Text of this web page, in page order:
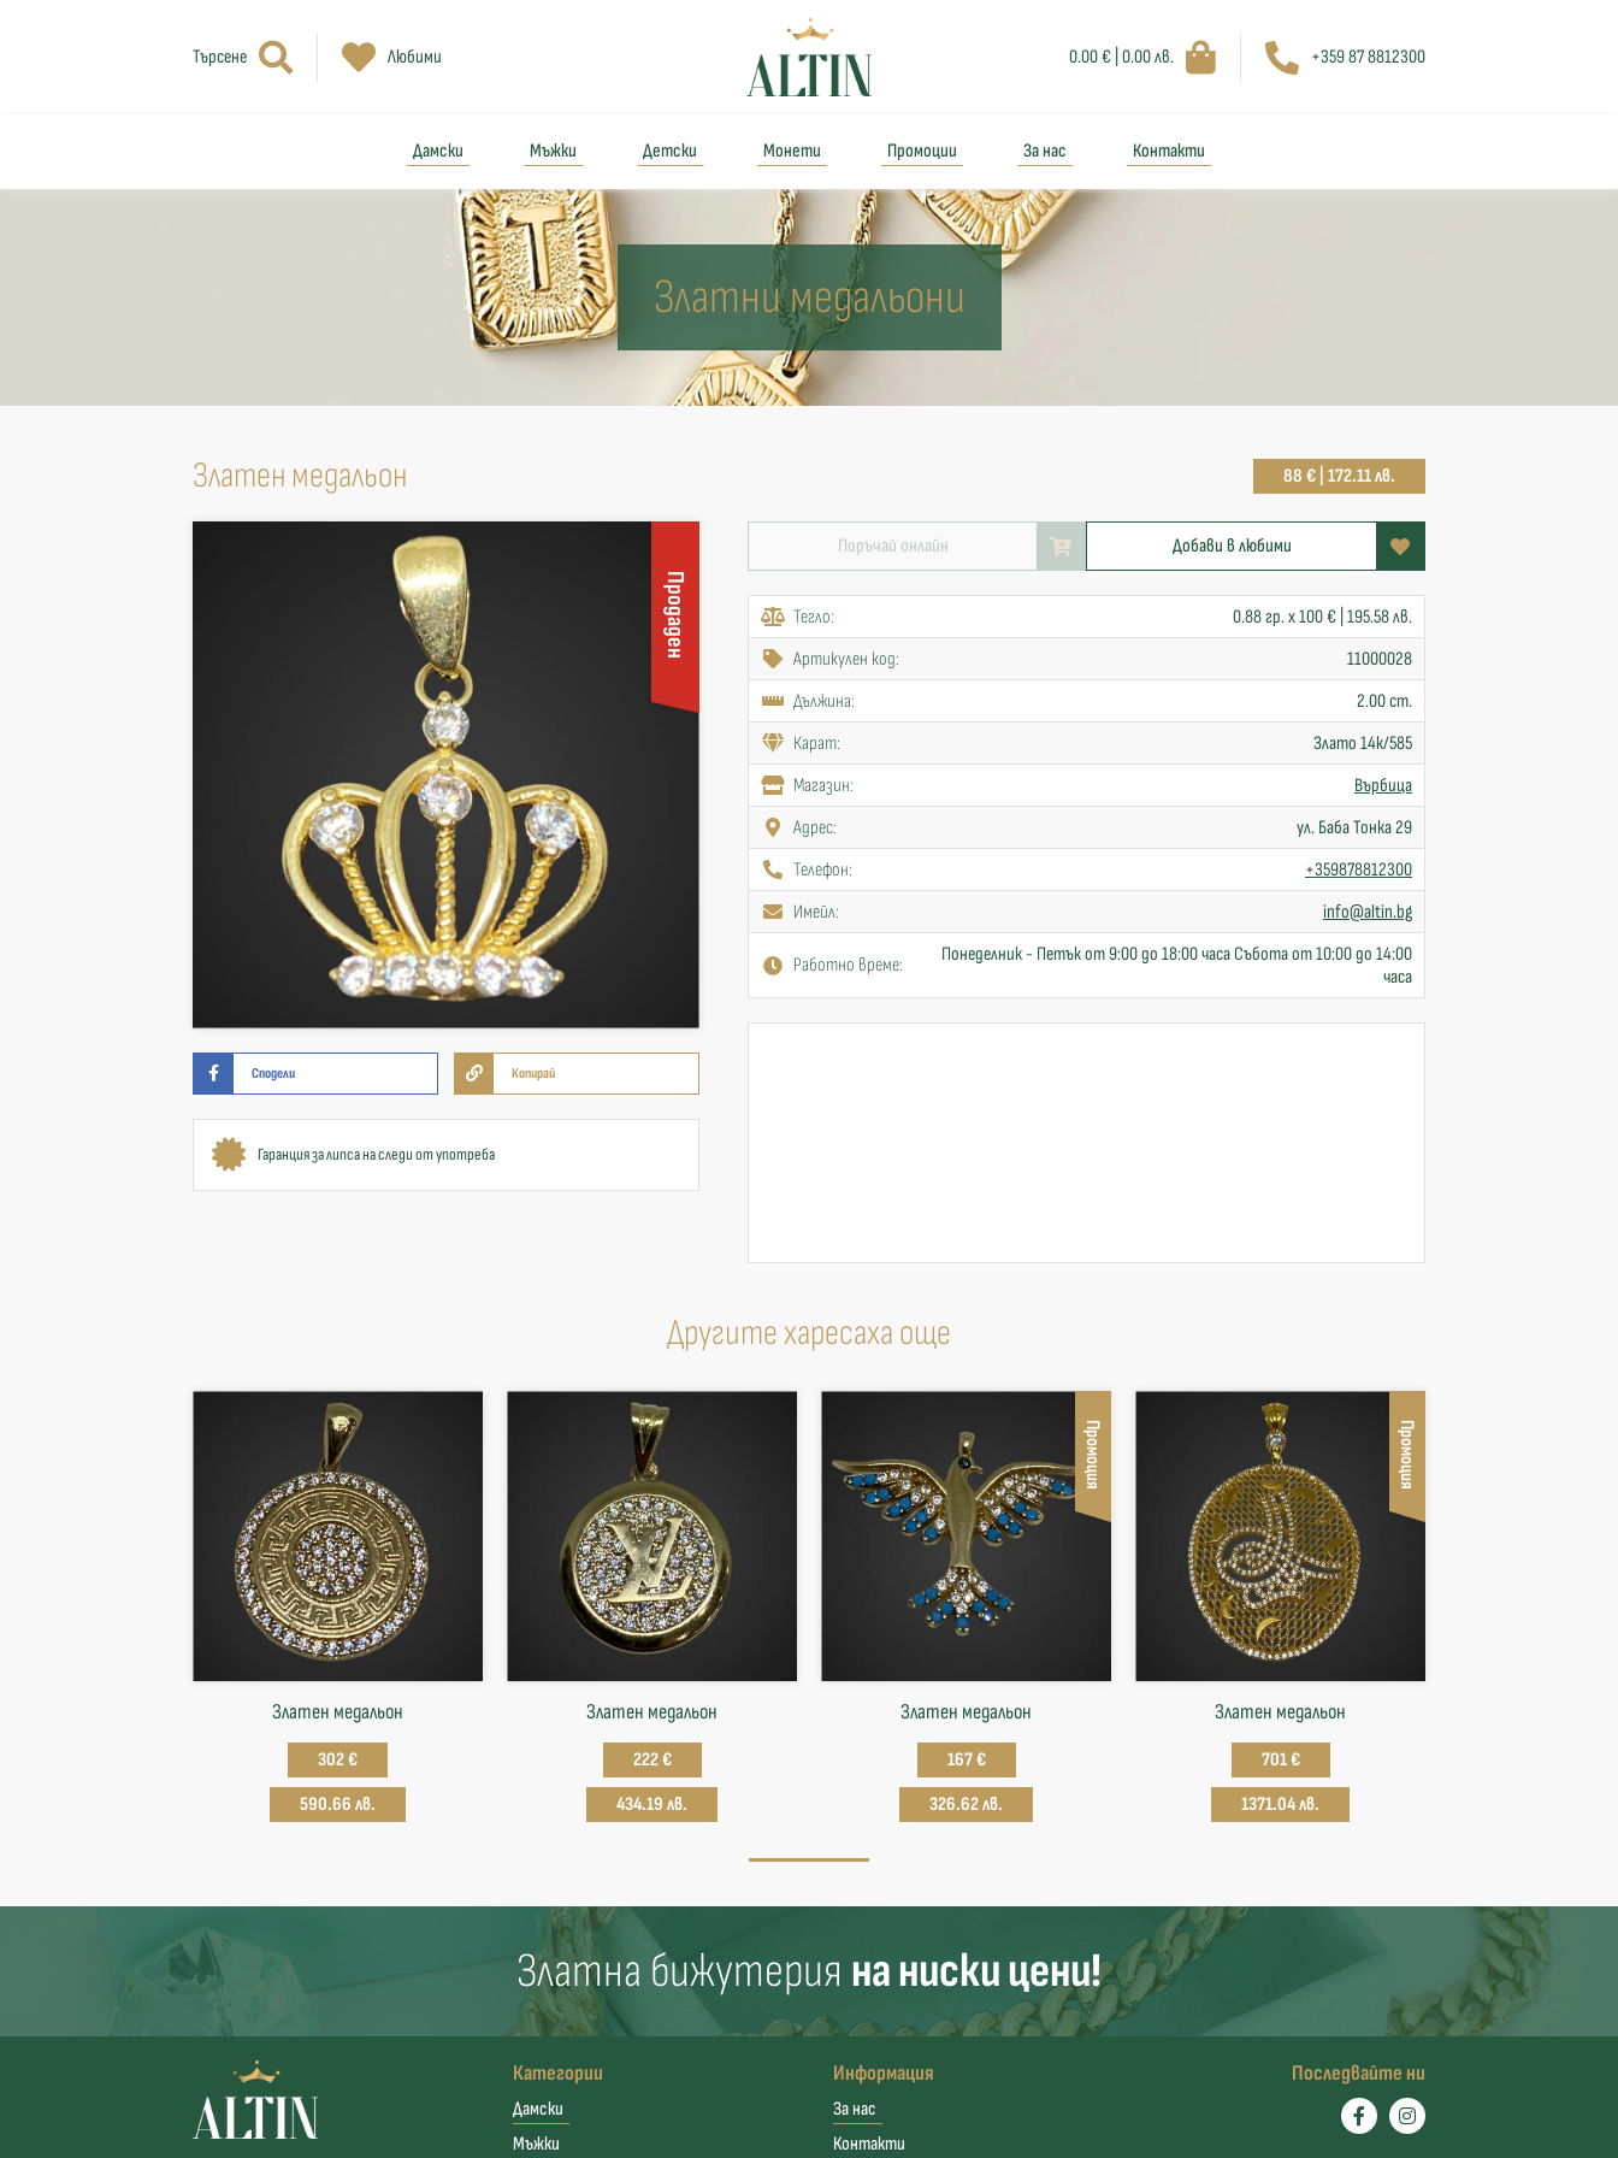
Търсене Любими 0.00 € | 0.00 лв. +359 87 8812300
Дамски Мъжки Детски Монети Промоции За нас Контакти
Златни медальони
Златен медальон 88 € | 172.11 лв.
Продаден
Сподели Копирай
Гаранция за липса на следи от употреба
Поръчай онлайн Добави в любими
Тегло:
0.88 гр. x 100 € | 195.58 лв.
Артикулен код:
11000028
Дължина:
2.00 cm.
Карат:
Злато 14к/585
Mагазин:
Върбица
Адрес:
ул. Баба Тонка 29
Телефон:
+359878812300
Имейл:
info@altin.bg
Работно време:
Понеделник - Петък от 9:00 до 18:00 часа Събота от 10:00 до 14:00
часа
Другите харесаха още
Златен медальон
302 €
590.66 лв.
Златен медальон
222 €
434.19 лв.
Промоция
Златен медальон
167 €
326.62 лв.
Промоция
Златен медальон
701 €
1371.04 лв.
Златна бижутерия на ниски цени!
Категории
Дамски
Мъжки
Информация
За нас
Контакти
Последвайте ни